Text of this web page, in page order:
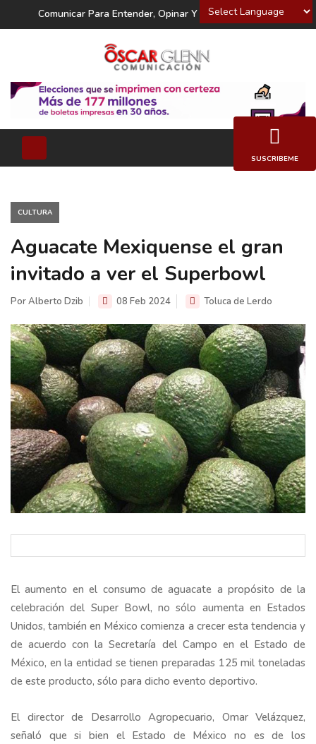
Powered by
Comunicar Para Entender, Opinar Y Decidir
CULTURA
Aguacate Mexiquense el gran
invitado a ver el Superbowl
Por Alberto Dzib 08 Feb 2024 Toluca de Lerdo
El aumento en el consumo de aguacate a propósito de la
celebración del Super Bowl, no sólo aumenta en Estados
Unidos, también en México comienza a crecer esta tendencia y
de acuerdo con la Secretaría del Campo en el Estado de
México, en la entidad se tienen preparadas 125 mil toneladas
de este producto, sólo para dicho evento deportivo.
El director de Desarrollo Agropecuario, Omar Velázquez,
señaló que si bien el Estado de México no es de los
SUSCRIBEME